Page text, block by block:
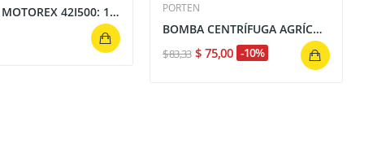
BATERÍA MOTOREX 42I500: 12 VOLTIOS, 315 CCA A... PORTEN
BOMBA CENTRÍFUGA AGRÍCOLA PORTEN 1HP 110V 1” X...
$ 83,33 $ 75,00 -10%